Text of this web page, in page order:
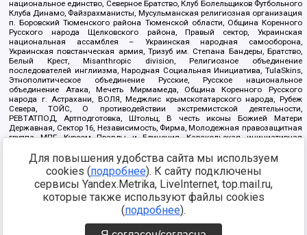
национальное единство, Северное Братство, Клуб Болельщиков Футбольного
Клуба Динамо, Файзрахманисты, Мусульманская религиозная организация
п. Боровский Тюменского района Тюменской области, Община Коренного
Русского народа Щелковского района, Правый сектор, Украинская
национальная ассамблея – Украинская народная самооборона,
Украинская повстанческая армия, Тризуб им. Степана Бандеры, Братство,
Белый Крест, Misanthropic division, Религиозное объединение
последователей инглиизма, Народная Социальная Инициатива, TulaSkins,
Этнополитическое объединение Русские, Русское национальное
объединение Атака, Мечеть Мирмамеда, Община Коренного Русского
народа г. Астрахани, ВОЛЯ, Меджлис крымскотатарского народа, Рубеж
Севера, ТОЙС, О противодействии экстремистской деятельности,
РЕВТАТПОД, Артподготовка, Штольц, В честь иконы Божией Матери
Державная, Сектор 16, Независимость, Фирма, Молодежная правозащитная
группа МПГ, Курсом Правды и Единения, Каракольская инициативная
Благотворительный пансионат Ак Умут, Русская республика Русь,
Арестантское уголовное единство, Башкорт, Нация и свобода, W.H.С., Фалунь
Дафа, Иртыш Ultras, Русский Патриотический клуб-Новокузнецк/РПК,
Сибирский державный союз, Фонд борьбы с коррупцией, Фонд защиты прав
граждан, Штабы Навального, Совет граждан СССР Прикубанского округа г.
https://minjust.gov.ru/ru/documents/7822/
Для повышения удобства сайта мы используем
cookies (подробнее). К сайту подключены
сервисы Yandex.Metrika, LiveInternet, top.mail.ru,
которые также используют файлы cookies
(подробнее).